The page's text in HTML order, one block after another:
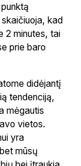
kad
2 minutes, tai
prie baro
didėjantį
tendenciją,
mėgautis
vietos.
yra
mūsų